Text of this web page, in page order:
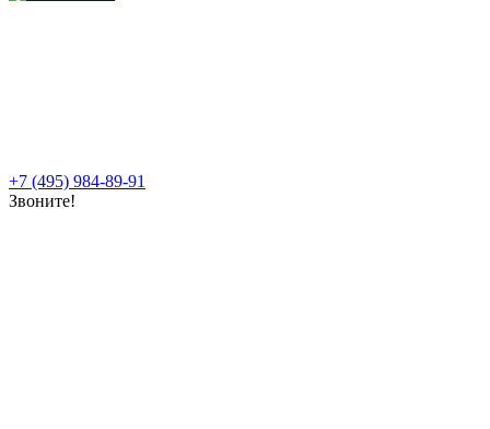
+7 (495) 984-89-91
Звоните!